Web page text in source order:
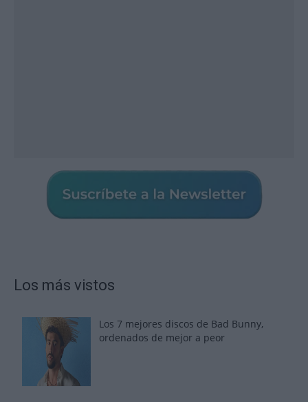
Los más vistos
Los 7 mejores discos de Bad Bunny,
ordenados de mejor a peor